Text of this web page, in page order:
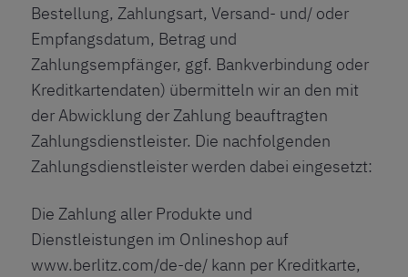
Bestellung, Zahlungsart, Versand- und/ oder
Empfangsdatum, Betrag und
Zahlungsempfänger, ggf. Bankverbindung oder
Kreditkartendaten) übermitteln wir an den mit
der Abwicklung der Zahlung beauftragten
Zahlungsdienstleister. Die nachfolgenden
Zahlungsdienstleister werden dabei eingesetzt:
Die Zahlung aller Produkte und
Dienstleistungen im Onlineshop auf
www.berlitz.com/de-de/ kann per Kreditkarte,